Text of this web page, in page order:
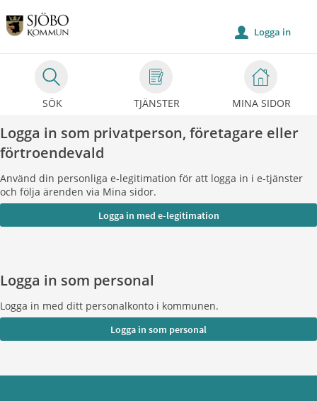
Välkommen
till
kommun
SÖK TJÄNSTER MINA SIDOR
u Logga in
Logga in som privatperson, företagare eller
förtroendevald
Använd din personliga e-legitimation för att logga in i e-tjänster
och följa ärenden via Mina sidor.
Logga in som personal
Logga in med ditt personalkonto i kommunen.